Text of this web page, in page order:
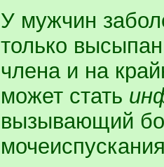
У мужчин
только
члена и на
может стать
вызывающий